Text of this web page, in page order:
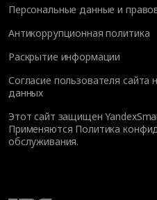
Персональные данные и
Антикоррупционная политика
Раскрытие информации
Согласие пользователя сайта
данных
Этот сайт защищен
Применяются Политика
обслуживания.